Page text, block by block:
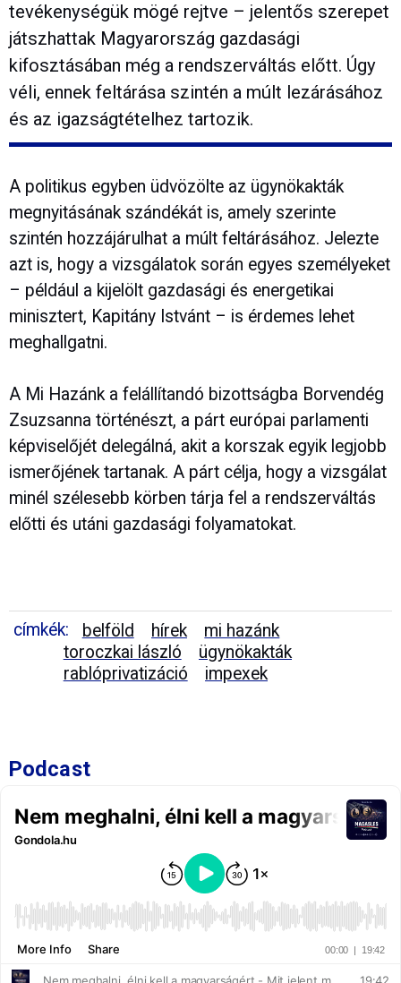
tevékenységük mögé rejtve – jelentős szerepet
játszhattak Magyarország gazdasági
kifosztásában még a rendszerváltás előtt. Úgy
véli, ennek feltárása szintén a múlt lezárásához
és az igazságtételhez tartozik.
A politikus egyben üdvözölte az ügynökakták
megnyitásának szándékát is, amely szerinte
szintén hozzájárulhat a múlt feltárásához. Jelezte
azt is, hogy a vizsgálatok során egyes személyeket
– például a kijelölt gazdasági és energetikai
minisztert, Kapitány Istvánt – is érdemes lehet
meghallgatni.
A Mi Hazánk a felállítandó bizottságba Borvendég
Zsuzsanna történészt, a párt európai parlamenti
képviselőjét delegálná, akit a korszak egyik legjobb
ismerőjének tartanak. A párt célja, hogy a vizsgálat
minél szélesebb körben tárja fel a rendszerváltás
előtti és utáni gazdasági folyamatokat.
címkék: belföld hírek
mi hazánk
toroczkai lászló
ügynökakták
rablóprivatizáció
impexek
Podcast